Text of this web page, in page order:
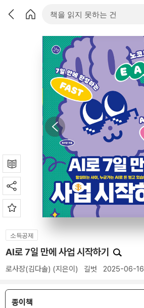
소득공제
AI로 7일 만에 사업 시작하기
로사장(김다솔) (지은이) 길벗 2025-06-16
종이책